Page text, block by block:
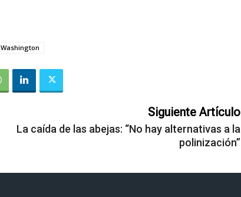
Washington
Siguiente Artículo
La caída de las abejas: “No hay alternativas a la
polinización”